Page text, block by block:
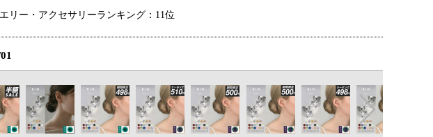
リー・アクセサリーランキング：11位